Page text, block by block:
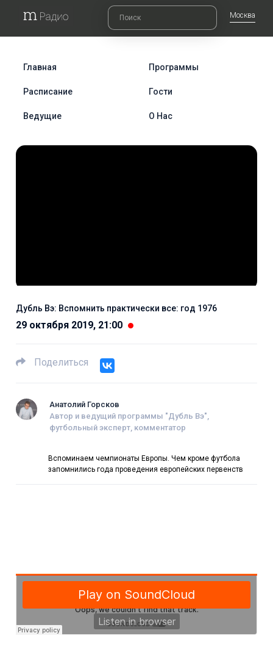
Москва
Главная Программы
Расписание Гости
Ведущие О Нас
Дубль Вэ: Вспомнить практически все: год 1976
29 октября 2019, 21:00
Поделиться
Анатолий Горсков
Автор и ведущий программы "Дубль Вэ",
футбольный эксперт, комментатор
Вспоминаем чемпионаты Европы. Чем кроме футбола
запомнились года проведения европейских первенств